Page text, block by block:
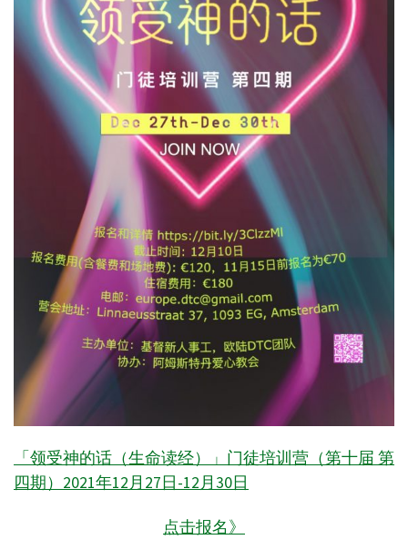
「领受神的话（生命读经）」门徒培训营（第十届 第
四期）2021年12月27日-12月30日
点击报名》